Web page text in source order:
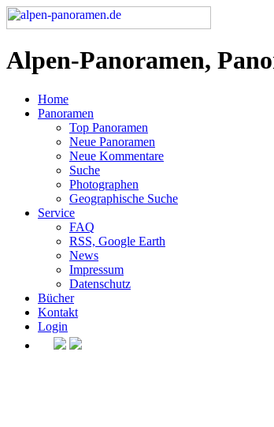
Alpen-Panoramen,
Home
Panoramen
Top Panoramen
Neue Panoramen
Neue Kommentare
Suche
Photographen
Geographische Suche
Service
FAQ
RSS, Google Earth
News
Impressum
Datenschutz
Bücher
Kontakt
Login